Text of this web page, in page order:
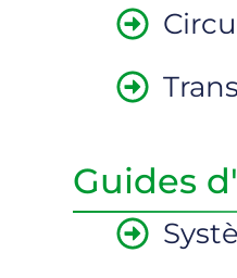
Guides